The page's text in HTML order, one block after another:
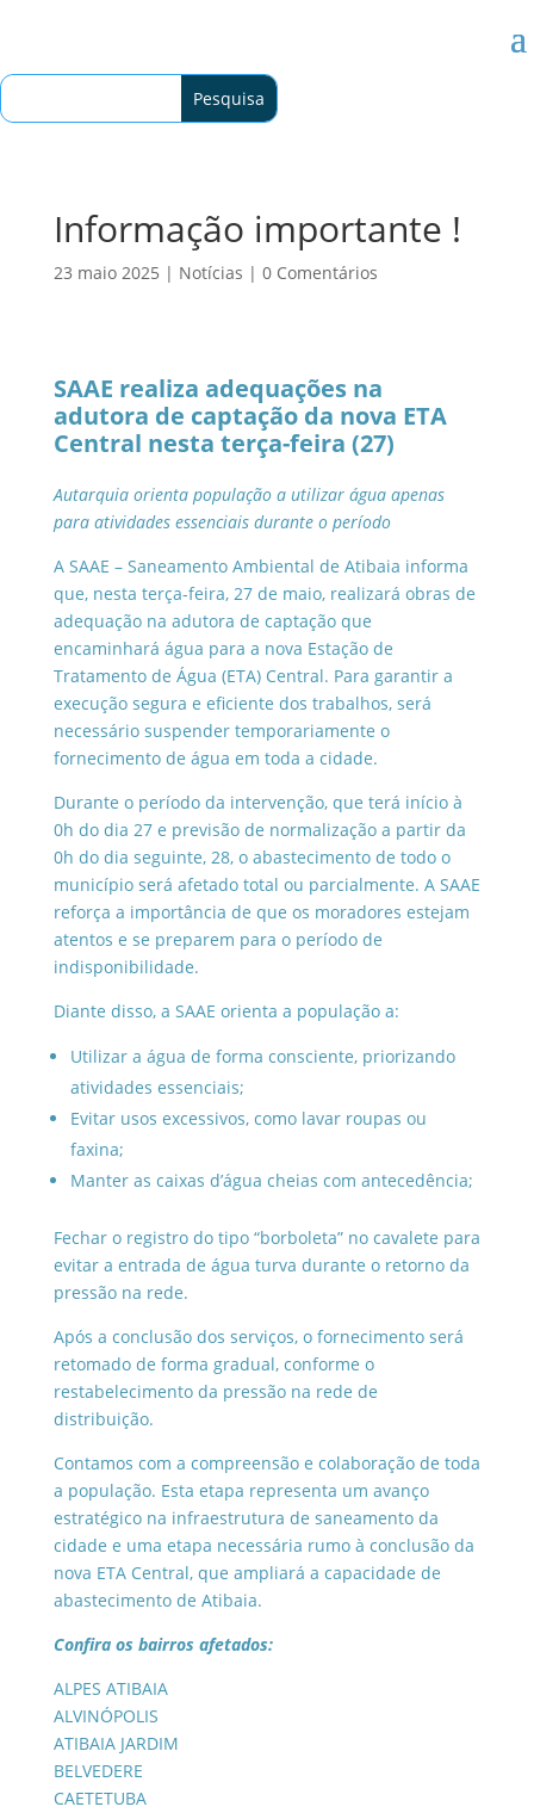
Informação importante !
23 maio 2025 | Notícias | 0 Comentários
SAAE realiza adequações na
adutora de captação da nova ETA
Central nesta terça-feira (27)
Autarquia orienta população a utilizar água apenas
para atividades essenciais durante o período
A SAAE – Saneamento Ambiental de Atibaia informa
que, nesta terça-feira, 27 de maio, realizará obras de
adequação na adutora de captação que
encaminhará água para a nova Estação de
Tratamento de Água (ETA) Central. Para garantir a
execução segura e eficiente dos trabalhos, será
necessário suspender temporariamente o
fornecimento de água em toda a cidade.
Durante o período da intervenção, que terá início à
0h do dia 27 e previsão de normalização a partir da
0h do dia seguinte, 28, o abastecimento de todo o
município será afetado total ou parcialmente. A SAAE
reforça a importância de que os moradores estejam
atentos e se preparem para o período de
indisponibilidade.
Diante disso, a SAAE orienta a população a:
Utilizar a água de forma consciente, priorizando
atividades essenciais;
Evitar usos excessivos, como lavar roupas ou
faxina;
Manter as caixas d’água cheias com antecedência;
Fechar o registro do tipo “borboleta” no cavalete para
evitar a entrada de água turva durante o retorno da
pressão na rede.
Após a conclusão dos serviços, o fornecimento será
retomado de forma gradual, conforme o
restabelecimento da pressão na rede de
distribuição.
Contamos com a compreensão e colaboração de toda
a população. Esta etapa representa um avanço
estratégico na infraestrutura de saneamento da
cidade e uma etapa necessária rumo à conclusão da
nova ETA Central, que ampliará a capacidade de
abastecimento de Atibaia.
Confira os bairros afetados:
ALPES ATIBAIA
ALVINÓPOLIS
ATIBAIA JARDIM
BELVEDERE
CAETETUBA